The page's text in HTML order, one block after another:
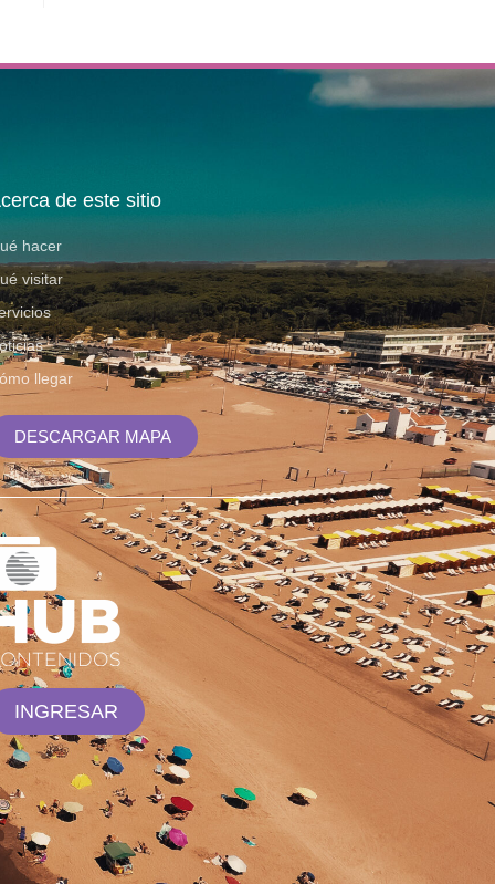
de este sitio
hacer
visitar
llegar
DESCARGAR MAPA
INGRESAR